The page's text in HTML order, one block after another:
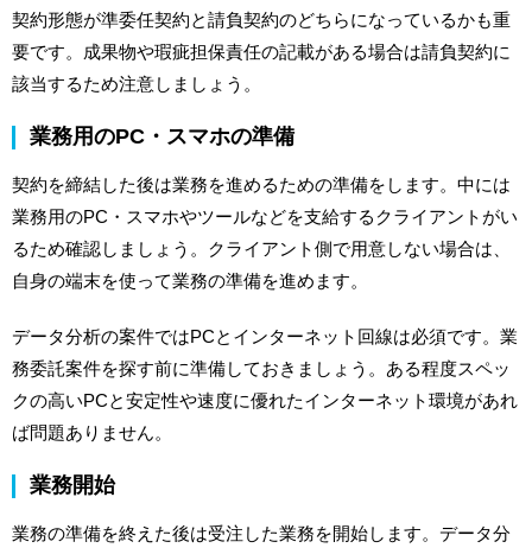
契約形態が準委任契約と請負契約のどちらになっているかも重
要です。成果物や瑕疵担保責任の記載がある場合は請負契約に
該当するため注意しましょう。
業務用のPC・スマホの準備
契約を締結した後は業務を進めるための準備をします。中には
業務用のPC・スマホやツールなどを支給するクライアントがい
るため確認しましょう。クライアント側で用意しない場合は、
自身の端末を使って業務の準備を進めます。
データ分析の案件ではPCとインターネット回線は必須です。業
務委託案件を探す前に準備しておきましょう。ある程度スペッ
クの高いPCと安定性や速度に優れたインターネット環境があれ
ば問題ありません。
業務開始
業務の準備を終えた後は受注した業務を開始します。データ分